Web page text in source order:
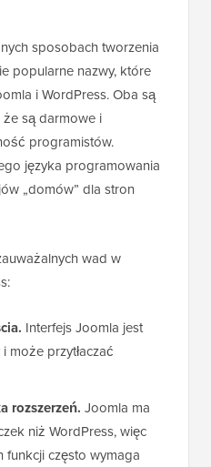
sposobach tworzenia
popularne nazwy, które
i WordPress. Oba są
że są darmowe i
programistów.
języka programowania
„domów” dla stron
wad w
Interfejs Joomla jest
może przytłaczać
rozszerzeń. Joomla ma
niż WordPress, więc
często wymaga